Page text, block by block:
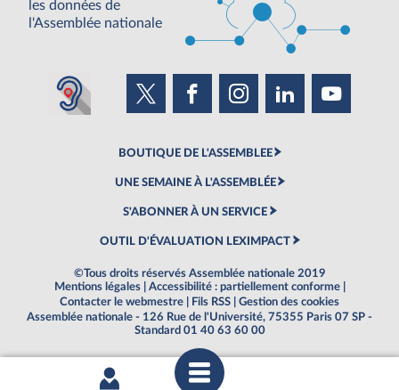
les données de
l'Assemblée nationale
BOUTIQUE DE L'ASSEMBLEE
UNE SEMAINE À L'ASSEMBLÉE
S'ABONNER À UN SERVICE
OUTIL D'ÉVALUATION LEXIMPACT
©Tous droits réservés Assemblée nationale 2019
Mentions légales
Accessibilité : partiellement conforme
Contacter le webmestre
Fils RSS
Gestion des cookies
Assemblée nationale - 126 Rue de l'Université, 75355 Paris 07 SP -
Standard 01 40 63 60 00